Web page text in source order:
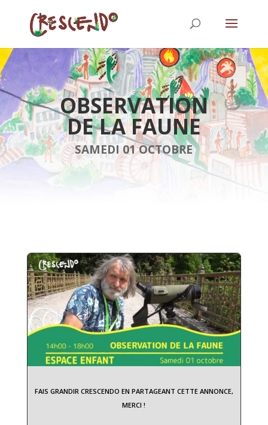
OBSERVATION
DE LA FAUNE
SAMEDI 01 OCTOBRE
FAIS GRANDIR CRESCENDO EN PARTAGEANT CETTE ANNONCE,
MERCI !